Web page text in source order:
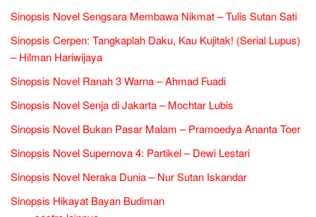
Sinopsis Novel Sengsara Membawa Nikmat – Tulis Sutan Sati
Sinopsis Cerpen: Tangkaplah Daku, Kau Kujitak! (Serial Lupus)
– Hilman Hariwijaya
Sinopsis Novel Ranah 3 Warna – Ahmad Fuadi
Sinopsis Novel Senja di Jakarta – Mochtar Lubis
Sinopsis Novel Bukan Pasar Malam – Pramoedya Ananta Toer
Sinopsis Novel Supernova 4: Partikel – Dewi Lestari
Sinopsis Novel Neraka Dunia – Nur Sutan Iskandar
Sinopsis Hikayat Bayan Budiman